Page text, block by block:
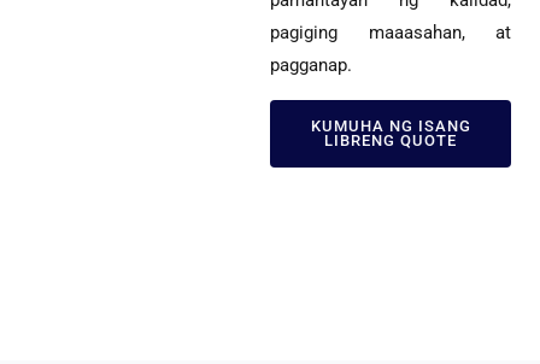
pagiging maaasahan, at
pagganap.
KUMUHA NG ISANG
LIBRENG QUOTE